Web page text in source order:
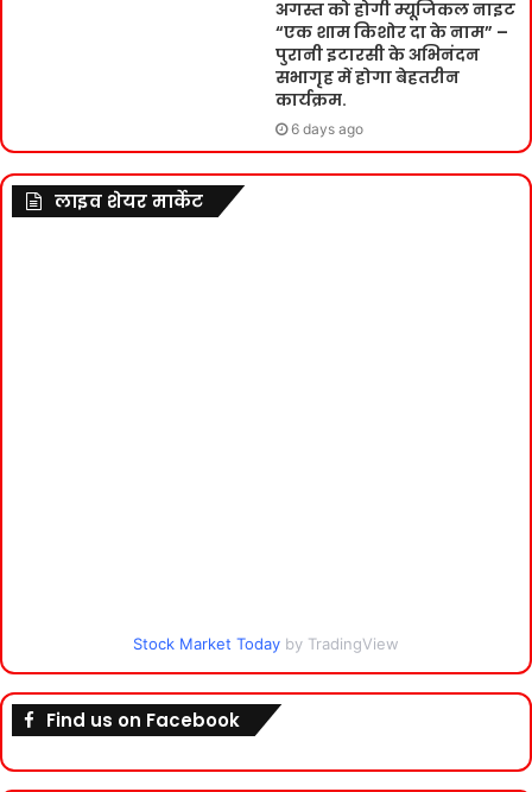
अगस्त को होगी म्यूजिकल नाइट
“एक शाम किशोर दा के नाम” –
पुरानी इटारसी के अभिनंदन
सभागृह में होगा बेहतरीन
कार्यक्रम.
6 days ago
लाइव शेयर मार्केट
Stock Market Today by TradingView
Find us on Facebook